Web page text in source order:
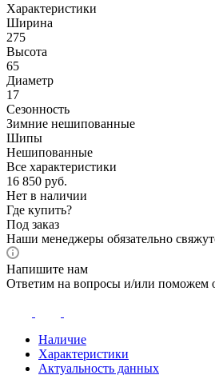
Характеристики
Ширина
275
Высота
65
Диаметр
17
Сезонность
Зимние нешипованные
Шипы
Нешипованные
Все характеристики
16 850 руб.
Нет в наличии
Где купить?
Под заказ
Наши менеджеры обязательно
Напишите нам
Ответим на вопросы и/или поможем
Наличие
Характеристики
Актуальность данных